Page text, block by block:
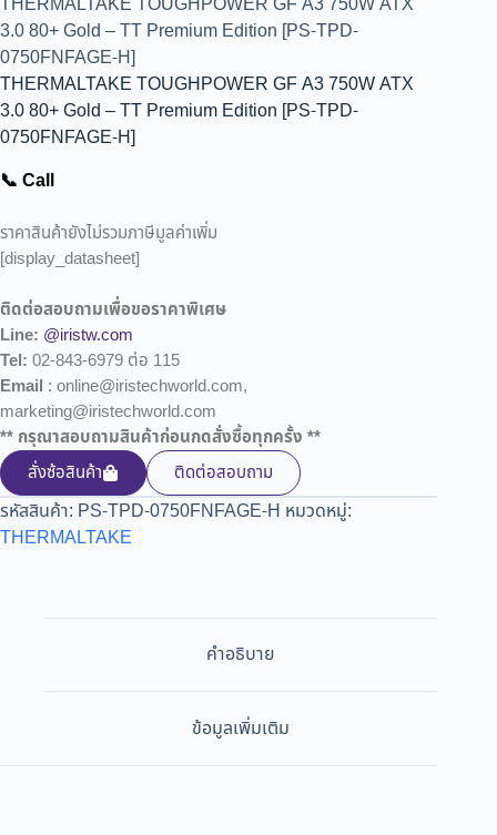
3.0 80+ Gold – TT Premium Edition [PS-TPD-
0750FNFAGE-H]
THERMALTAKE TOUGHPOWER GF A3 750W ATX
3.0 80+ Gold – TT Premium Edition [PS-TPD-
0750FNFAGE-H]
📞 Call
ราคาสินค้ายังไม่รวมภาษีมูลค่าเพิ่ม
[display_datasheet]
ติดต่อสอบถามเพื่อขอราคาพิเศษ
Line: @iristw.com
Tel: 02-843-6979 ต่อ 115
Email : online@iristechworld.com,
marketing@iristechworld.com
** กรุณาสอบถามสินค้าก่อนกดสั่งซื้อทุกครั้ง **
สั่งซ้อสินค้า
ติดต่อสอบถาม
รหัสสินค้า: PS-TPD-0750FNFAGE-H หมวดหมู่:
THERMALTAKE
คำอธิบาย
ข้อมูลเพิ่มเติม